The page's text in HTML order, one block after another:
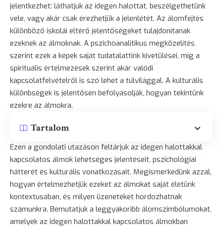
jelentkezhet: láthatjuk az idegen halottat, beszélgethetünk
vele, vagy akár csak érezhetjük a jelenlétét. Az álomfejtés
különböző iskolái eltérő jelentőségeket tulajdonítanak
ezeknek az álmoknak. A pszichoanalitikus megközelítés
szerint ezek a képek saját tudatalattink kivetülései, míg a
spirituális értelmezések szerint akár valódi
kapcsolatfelvételről is szó lehet a túlvilággal. A kulturális
különbségek is jelentősen befolyásolják, hogyan tekintünk
ezekre az álmokra.
Tartalom
Ezen a gondolati utazáson feltárjuk az idegen halottakkal
kapcsolatos álmok lehetséges jelentéseit, pszichológiai
hátterét és kulturális vonatkozásait. Megismerkedünk azzal,
hogyan értelmezhetjük ezeket az álmokat saját életünk
kontextusában, és milyen üzeneteket hordozhatnak
számunkra. Bemutatjuk a leggyakoribb álomszimbólumokat,
amelyek az idegen halottakkal kapcsolatos álmokban